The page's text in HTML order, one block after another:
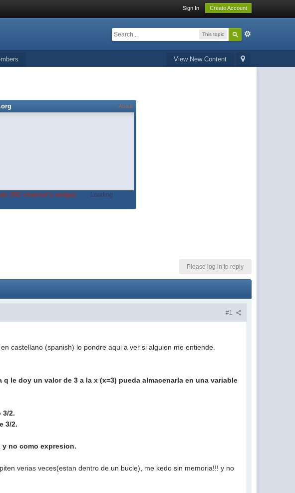
Sign In Create Account
This topic
View New Content
About
IRC channel's widget.
Loading
Please log in to reply
#1
castellano (spanish) lo pondre aqui a ver si alguien me entiende.
le doy un valor de 3 a la x (x=3) pueda almacenarla en una variable
3/2.
3/2.
y no como expresion.
verias veces(estan dentro de un bucle), me kedo sin memoria!!! y no